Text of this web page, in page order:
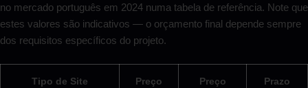
no mercado português em 2024 numa tabela de referência. Note que
estes valores são indicativos — o orçamento final depende sempre
dos requisitos específicos do projeto.
Tipo de Site
Preço
Preço
Prazo